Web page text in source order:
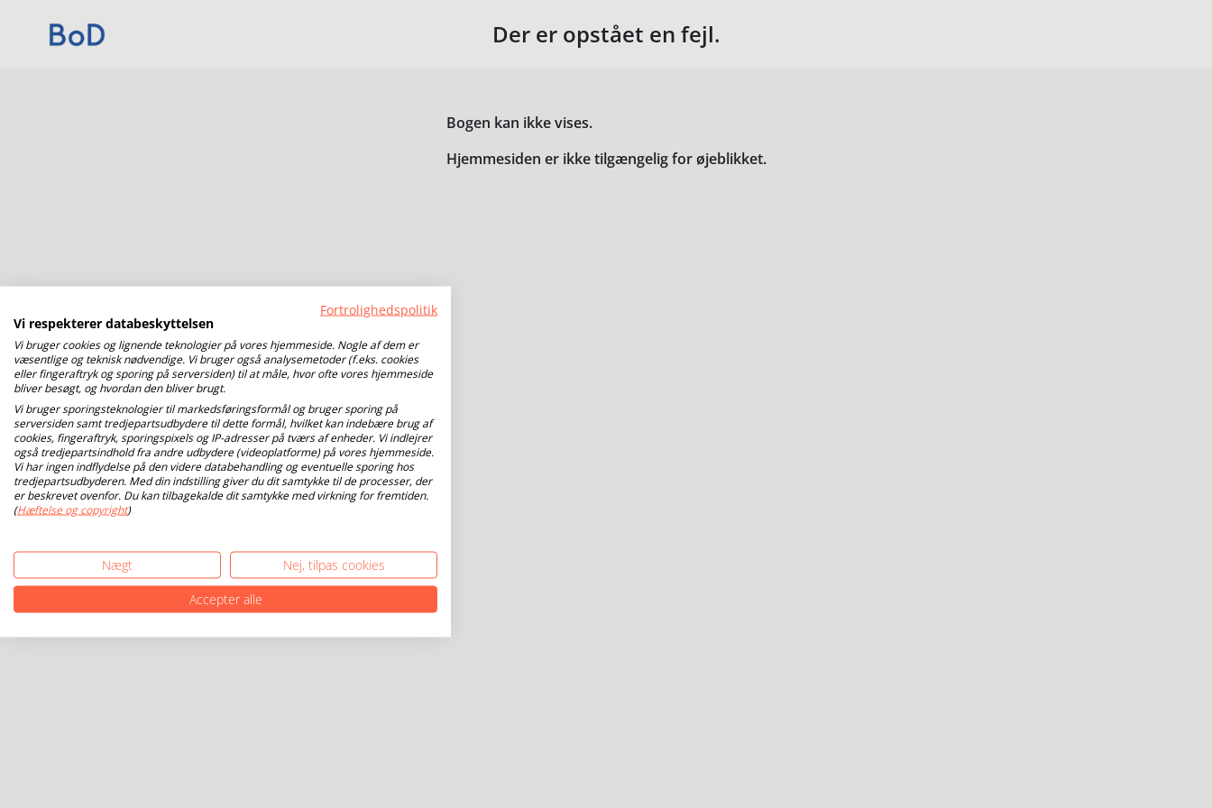
Der er opstået en fejl.
Bogen kan ikke vises.
Hjemmesiden er ikke tilgængelig for øjeblikket.
Fortrolighedspolitik
Vi respekterer databeskyttelsen
Vi bruger cookies og lignende teknologier på vores hjemmeside. Nogle af dem er
væsentlige og teknisk nødvendige. Vi bruger også analysemetoder (f.eks. cookies
eller fingeraftryk og sporing på serversiden) til at måle, hvor ofte vores hjemmeside
bliver besøgt, og hvordan den bliver brugt.
Vi bruger sporingsteknologier til markedsføringsformål og bruger sporing på
serversiden samt tredjepartsudbydere til dette formål, hvilket kan indebære brug af
cookies, fingeraftryk, sporingspixels og IP-adresser på tværs af enheder. Vi indlejrer
også tredjepartsindhold fra andre udbydere (videoplatforme) på vores hjemmeside.
Vi har ingen indflydelse på den videre databehandling og eventuelle sporing hos
tredjepartsudbyderen. Med din indstilling giver du dit samtykke til de processer, der
er beskrevet ovenfor. Du kan tilbagekalde dit samtykke med virkning for fremtiden.
(Hæftelse og copyright)
Nægt
Nej, tilpas cookies
Accepter alle